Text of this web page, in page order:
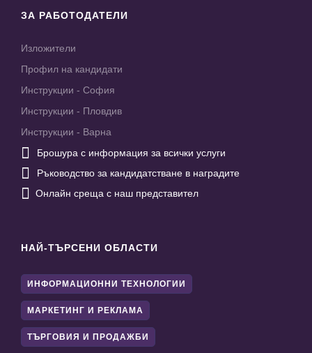
ЗА РАБОТОДАТЕЛИ
Изложители
Профил на кандидати
Инструкции - София
Инструкции - Пловдив
Инструкции - Варна
 Брошура с информация за всички услуги
 Ръководство за кандидатстване в наградите
 Онлайн среща с наш представител
НАЙ-ТЪРСЕНИ ОБЛАСТИ
ИНФОРМАЦИОННИ ТЕХНОЛОГИИ
МАРКЕТИНГ И РЕКЛАМА
ТЪРГОВИЯ И ПРОДАЖБИ